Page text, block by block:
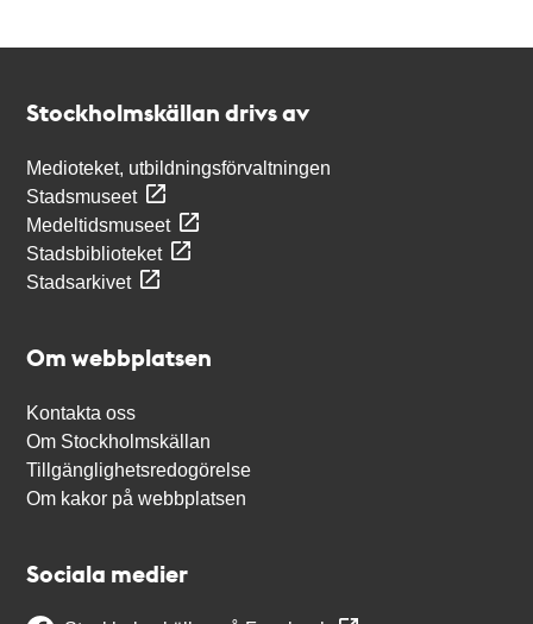
Stockholmskällan drivs av
Medioteket, utbildningsförvaltningen
Stadsmuseet
Medeltidsmuseet
Stadsbiblioteket
Stadsarkivet
Om webbplatsen
Kontakta oss
Om Stockholmskällan
Tillgänglighetsredogörelse
Om kakor på webbplatsen
Sociala medier